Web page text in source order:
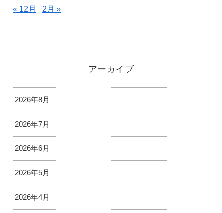
« 12月 2月 »
アーカイブ
2026年8月
2026年7月
2026年6月
2026年5月
2026年4月